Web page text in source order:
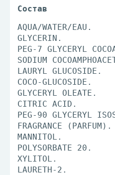
Состав
AQUA/WATER/EAU.
GLYCERIN.
PEG-7 GLYCERYL
SODIUM
LAURYL GLUCOSIDE.
COCO-GLUCOSIDE.
GLYCERYL OLEATE.
CITRIC ACID.
PEG-90 GLYCERYL
FRAGRANCE (PARFUM).
MANNITOL.
POLYSORBATE 20.
XYLITOL.
LAURETH-2.